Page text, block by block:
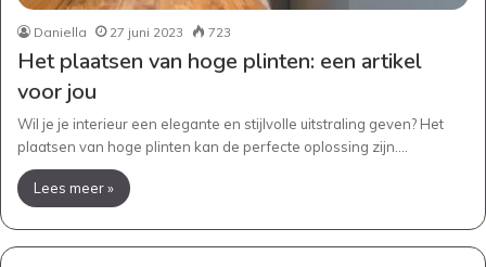
Daniella 27 juni 2023 723
Het plaatsen van hoge plinten: een artikel
voor jou
Wil je je interieur een elegante en stijlvolle uitstraling geven? Het
plaatsen van hoge plinten kan de perfecte oplossing zijn.…
Lees meer »